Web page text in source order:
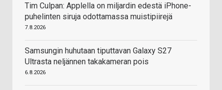
Tim Culpan: Applella on miljardin edestä iPhone-
puhelinten siruja odottamassa muistipiirejä
7.8.2026
Samsungin huhutaan tiputtavan Galaxy S27
Ultrasta neljännen takakameran pois
6.8.2026